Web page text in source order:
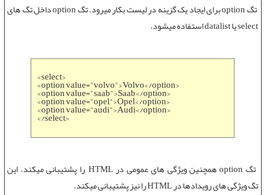
تگ option برای ایجاد یک گزینه در لیست بکار میرود.تگ option
داخل تگ های
select یا datalist استفاده میشود.
<select>
<option value="volvo">Volvo</option>
<option value="saab">Saab</option>
<option value="opel">Opel</option>
<option value="audi">Audi</option>
</select>
تگ option همچنینویژگی های عمومی در HTML
را پشتیبانی میکند. این
تگویژگی های رویدادها در HTML را نیز پشتیبانی میکند.